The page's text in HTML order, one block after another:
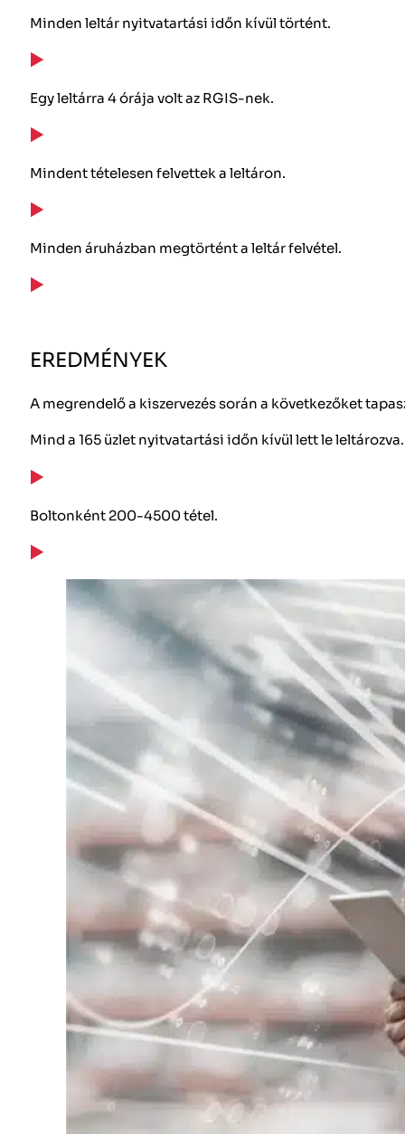
Minden leltár nyitvatartási időn kívül történt.
Egy leltárra 4 órája volt az RGIS-nek.
Mindent tételesen felvettek a leltáron.
Minden áruházban megtörtént a leltár felvétel.
EREDMÉNYEK
A megrendelő a kiszervezés során a következőket
Mind a 165 üzlet nyitvatartási időn kívül lett le leltározva.
Boltonként 200-4500 tétel.